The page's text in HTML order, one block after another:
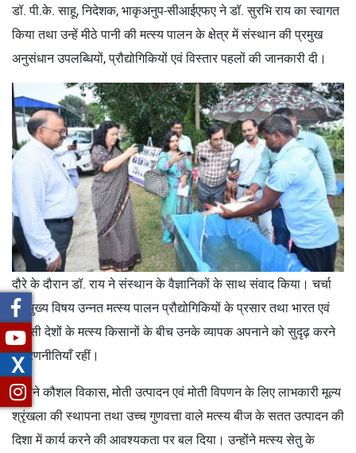
डॉ. पी.के. साहू, निदेशक, भाकृअनुप-सीआईएफए ने डॉ. सुरभि राय का स्वागत
किया तथा उन्हें मीठे पानी की मत्स्य पालन के क्षेत्र में संस्थान की प्रमुख
अनुसंधान उपलब्धियों, प्रौद्योगिकियों एवं विस्तार पहलों की जानकारी दी।
दौरे के दौरान डॉ. राय ने संस्थान के वैज्ञानिकों के साथ संवाद किया। चर्चा
का मुख्य विषय उन्नत मत्स्य पालन प्रौद्योगिकियों के प्रसार तथा भारत एवं
पड़ोसी देशों के मत्स्य किसानों के बीच उनके व्यापक अपनाने को सुदृढ़ करने
की रणनीतियाँ रहीं।
उन्होंने कौशल विकास, मोती उत्पादन एवं मोती विपणन के लिए लाभकारी मूल्य
श्रृंखला की स्थापना तथा उच्च गुणवत्ता वाले मत्स्य बीज के सतत उत्पादन की
दिशा में कार्य करने की आवश्यकता पर बल दिया। उन्होंने मत्स्य सेतु के
X